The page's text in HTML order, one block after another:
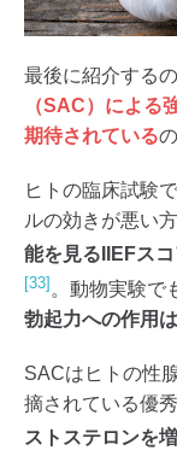
最後に紹介する
（SAC）による
期待されている
ヒトの臨床試験
ルの効きが悪い
能を見るIIEFス
[33] 。動物実験で
勃起力への作用
SACはヒトの性
摘されている優
ストステロンを